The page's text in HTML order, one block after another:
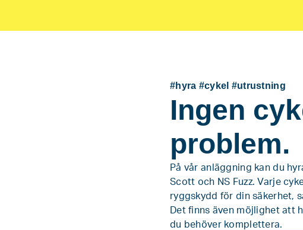
#hyra #cykel #utrustning
Ingen
problem.
På vår anläggning kan du
Scott och NS Fuzz. Varje
ryggskydd för din säkerhet,
Det finns även möjlighet att
du behöver komplettera.